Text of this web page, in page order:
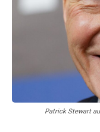
Patrick Stewart